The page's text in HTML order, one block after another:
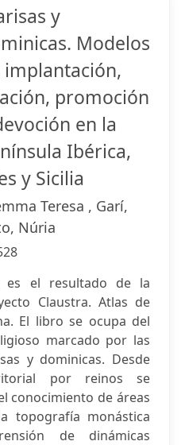
y
Modelos
implantación,
promoción
en la
Ibérica,
y Sicilia
Teresa , Garí,
Núria
es el resultado de la
Claustra. Atlas de
El libro se ocupa del
marcado por las
y dominicas. Desde
por reinos se
conocimiento de áreas
topografía monástica
de dinámicas